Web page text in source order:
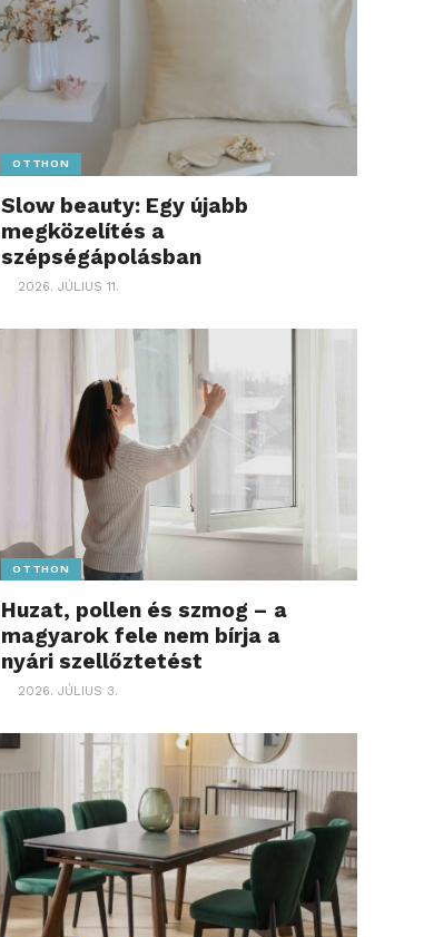
OTTHON
Slow beauty: Egy újabb
megközelítés a
szépségápolásban
2026. JÚLIUS 11.
OTTHON
Huzat, pollen és szmog – a
magyarok fele nem bírja a
nyári szellőztetést
2026. JÚLIUS 3.